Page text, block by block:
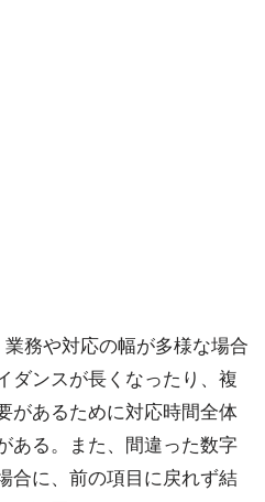
務や対応の幅が多様な場合
ダンスが長くなったり、複
があるために対応時間全体
ある。また、間違った数字
合に、前の項目に戻れず結